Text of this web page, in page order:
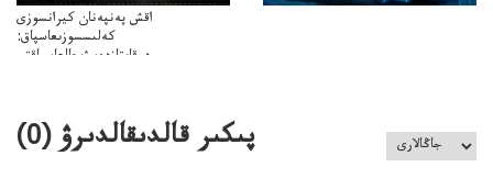
اقش پەنپەنان كيرانسوزى
كەلىسسوزىعاسپاق:
دوقايتازدەسۋىجالعاسپاقتى
پىكىر قالدىقالدىرۋ (0
)